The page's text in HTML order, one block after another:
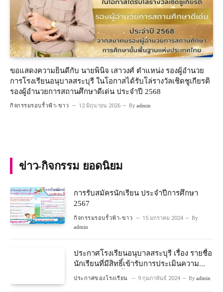
ขอแสดงความยินดีกับ นายพินิจ เสาวงศ์ ตำแหน่ง รองผู้อำนวย
การโรงเรียนอนุบาลสระบุรี ในโอกาสได้รับโล่รางวัลเชิดชูเกียรติ
รองผู้อำนวยการสถานศึกษาดีเด่น ประจำปี 2568
กิจกรรมรอบรั้วฟ้า-ขาว 12 มิถุนายน 2026 By admin
ข่าว-กิจกรรม ยอดนิยม
การรับสมัครนักเรียน ประจำปีการศึกษา
2567
กิจกรรมรอบรั้วฟ้า-ขาว 15 มกราคม 2024 By
admin
ประกาศโรงเรียนอนุบาลสระบุรี เรื่อง รายชื่อ
นักเรียนที่มีสิทธิ์เข้ารับการประเมินความ
พร้อมเข้าเรียนชั้นประถมศึกษาปีที่ 1
ประกาศของโรงเรียน 9 กุมภาพันธ์ 2024 By admin